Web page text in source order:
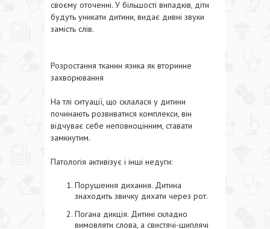
своєму оточенні. У більшості випадків, діти
будуть уникати дитини, видає дивні звуки
замість слів.
Розростання тканин язика як вторинне
захворювання
На тлі ситуації, що склалася у дитини
починають розвиватися комплекси, він
відчуває себе неповноцінним, ставати
замкнутим.
Патологія активізує і інші недуги:
Порушення дихання. Дитина
знаходить звичку дихати через рот.
Погана дикція. Дитині складно
вимовляти слова, а свистячі-шиплячі